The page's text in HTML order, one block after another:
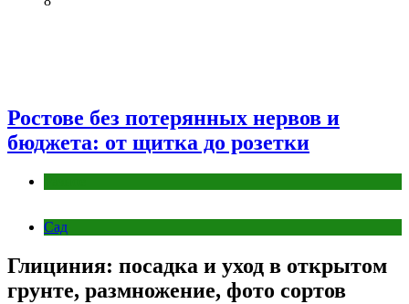
Ростове без потерянных нервов и
бюджета: от щитка до розетки
Сад
Глициния: посадка и уход в открытом
грунте, размножение, фото сортов